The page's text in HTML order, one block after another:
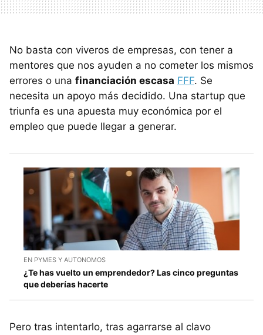
No basta con viveros de empresas, con tener a
mentores que nos ayuden a no cometer los mismos
errores o una financiación escasa FFF. Se
necesita un apoyo más decidido. Una startup que
triunfa es una apuesta muy económica por el
empleo que puede llegar a generar.
EN PYMES Y AUTONOMOS
¿Te has vuelto un emprendedor? Las cinco preguntas
que deberías hacerte
Pero tras intentarlo, tras agarrarse al clavo